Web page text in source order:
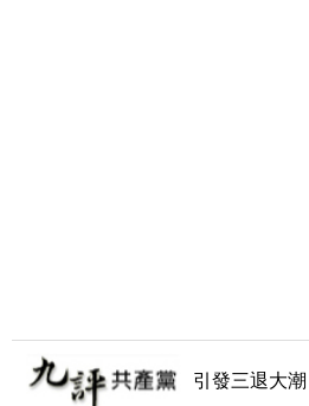
引發三退大潮